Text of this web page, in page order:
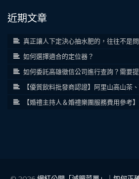
近期文章
真正讓人下定決心抽水肥的，往往不是
如何選擇適合的定位器？
如何委託高雄徵信公司進行查詢？需要
【優質飲料批發商認證】阿里山高山茶
【婚禮主持人＆婚禮樂團服務費用參考